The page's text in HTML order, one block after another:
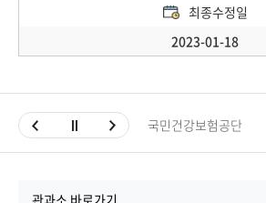
최종수정일
2023-01-18
국민건강보험공단
관과소 바로가기